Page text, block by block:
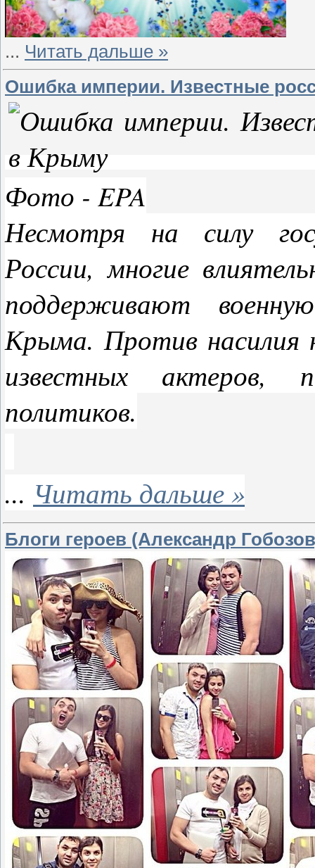
... Читать дальше »
Ошибка империи. Известные
Фото - EPA
Несмотря на силу
России, многие
поддерживают
Крыма. Против насилия
известных актеров,
политиков.
... Читать дальше »
Блоги героев (Александр